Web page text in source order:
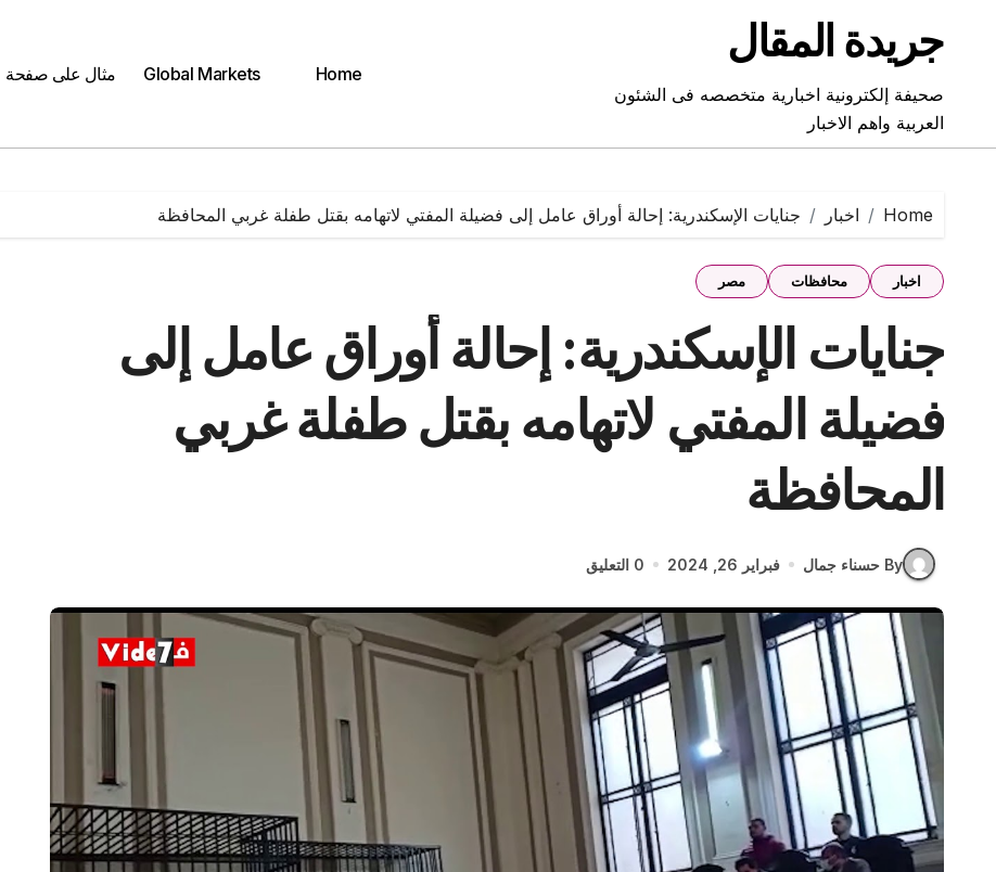
contentجريدة المقال
صحيفة إلكترونية اخبارية متخصصه فى الشئون
العربية واهم الاخبار
Home
Global Markets مثال على صفحة
Home اخبار جنايات الإسكندرية: إحالة أوراق عامل إلى فضيلة المفتي لاتهامه بقتل طفلة غربي المحافظة
اخبار محافظات مصر
جنايات الإسكندرية: إحالة أوراق عامل إلى
فضيلة المفتي لاتهامه بقتل طفلة غربي
المحافظة
By حسناء جمال فبراير 26, 2024 0 التعليق